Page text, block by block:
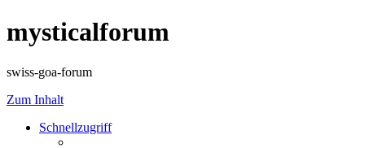
mysticalforum
swiss-goa-forum
Zum Inhalt
Schnellzugriff